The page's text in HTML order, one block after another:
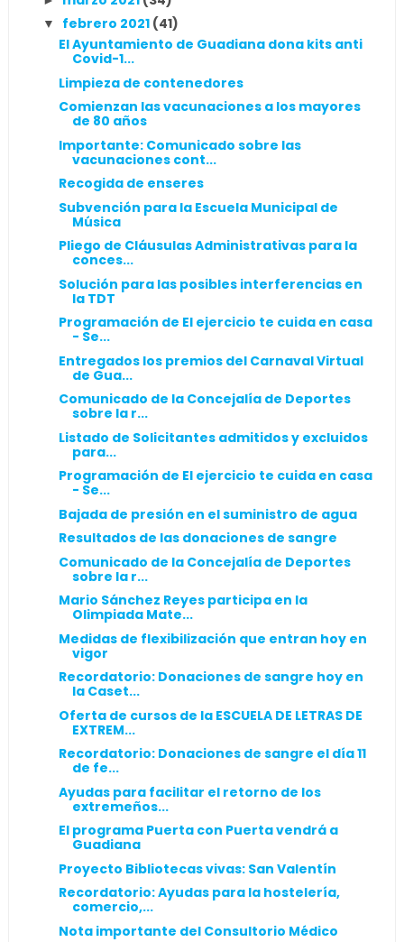
▼ febrero 2021 (41)
El Ayuntamiento de Guadiana dona kits anti
Covid-1...
Limpieza de contenedores
Comienzan las vacunaciones a los mayores
de 80 años
Importante: Comunicado sobre las
vacunaciones cont...
Recogida de enseres
Subvención para la Escuela Municipal de
Música
Pliego de Cláusulas Administrativas para la
conces...
Solución para las posibles interferencias en
la TDT
Programación de El ejercicio te cuida en casa
- Se...
Entregados los premios del Carnaval Virtual
de Gua...
Comunicado de la Concejalía de Deportes
sobre la r...
Listado de Solicitantes admitidos y excluidos
para...
Programación de El ejercicio te cuida en casa
- Se...
Bajada de presión en el suministro de agua
Resultados de las donaciones de sangre
Comunicado de la Concejalía de Deportes
sobre la r...
Mario Sánchez Reyes participa en la
Olimpiada Mate...
Medidas de flexibilización que entran hoy en
vigor
Recordatorio: Donaciones de sangre hoy en
la Caset...
Oferta de cursos de la ESCUELA DE LETRAS DE
EXTREM...
Recordatorio: Donaciones de sangre el día 11
de fe...
Ayudas para facilitar el retorno de los
extremeños...
El programa Puerta con Puerta vendrá a
Guadiana
Proyecto Bibliotecas vivas: San Valentín
Recordatorio: Ayudas para la hostelería,
comercio,...
Nota importante del Consultorio Médico